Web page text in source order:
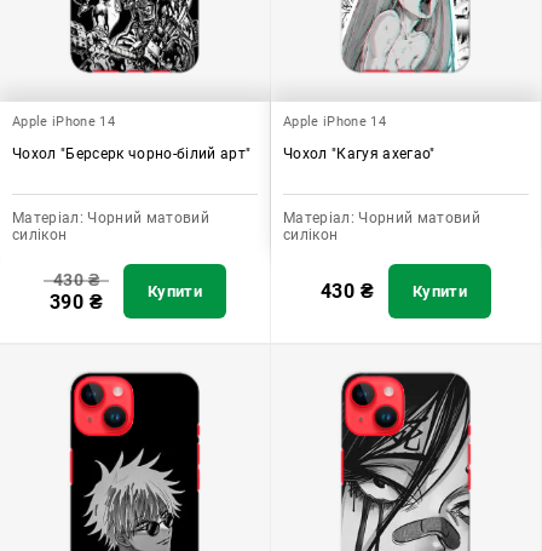
Apple iPhone 14
Чохол "Берсерк чорно-білий арт"
Матеріал: Чорний матовий
силікон
430₴
390 ₴ Купити
Apple iPhone 14
Чохол "Кагуя ахегао"
Матеріал: Чорний матовий
силікон
430 ₴ Купити